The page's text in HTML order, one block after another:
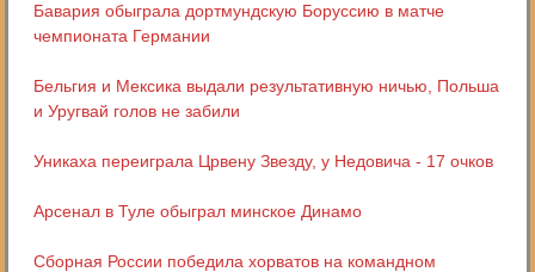
Бавария обыграла дортмундскую Боруссию в матче
чемпионата Германии
Бельгия и Мексика выдали результативную ничью, Польша
и Уругвай голов не забили
Уникаха переиграла Црвену Звезду, у Недовича - 17 очков
Арсенал в Туле обыграл минское Динамо
Сборная России победила хорватов на командном